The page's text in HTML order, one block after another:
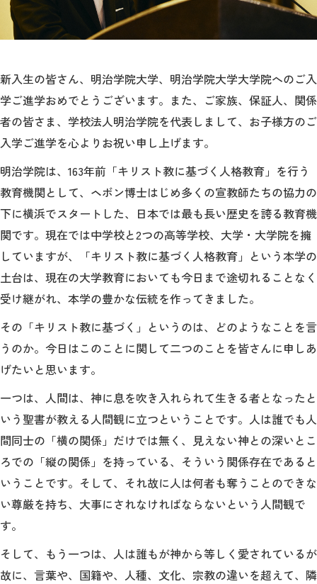
新入生の皆さん、明治学院大学、明治学院大学大学院へのご入
学ご進学おめでとうございます。また、ご家族、保証人、関係
者の皆さま、学校法人明治学院を代表しまして、お子様方のご
入学ご進学を心よりお祝い申し上げます。
明治学院は、163年前「キリスト教に基づく人格教育」を行う
教育機関として、ヘボン博士はじめ多くの宣教師たちの協力の
下に横浜でスタートした、日本では最も長い歴史を誇る教育機
関です。現在では中学校と2つの高等学校、大学・大学院を擁
していますが、「キリスト教に基づく人格教育」という本学の
土台は、現在の大学教育においても今日まで途切れることなく
受け継がれ、本学の豊かな伝統を作ってきました。
その「キリスト教に基づく」というのは、どのようなことを言
うのか。今日はこのことに関して二つのことを皆さんに申しあ
げたいと思います。
一つは、人間は、神に息を吹き入れられて生きる者となったと
いう聖書が教える人間観に立つということです。人は誰でも人
間同士の「横の関係」だけでは無く、見えない神との深いとこ
ろでの「縦の関係」を持っている、そういう関係存在であると
いうことです。そして、それ故に人は何者も奪うことのできな
い尊厳を持ち、大事にされなければならないという人間観で
す。
そして、もう一つは、人は誰もが神から等しく愛されているが
故に、言葉や、国籍や、人種、文化、宗教の違いを超えて、隣